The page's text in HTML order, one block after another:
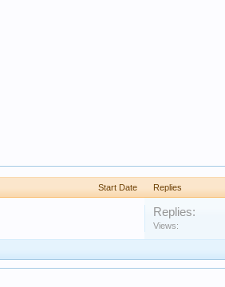
Start Date Replies
Replies:
Views: